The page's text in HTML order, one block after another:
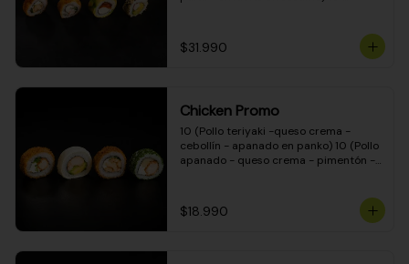
envuelto en queso crema) 10
(Camarón - queso crema - cebollín -
teriyaki - queso crema - cebollín -
envuelto en masa tempura) 10
(Pimentón - queso crema - cebollín -
envuelto en masa tempura)
$31.990
Chicken Promo
10 (Pollo teriyaki -queso crema -
cebollín - apanado en panko) 10 (Pollo
apanado - queso crema - pimentón -
ciboulette) 10 (Pollo teriyaki - palta -
envuelto en queso crema)
$18.990